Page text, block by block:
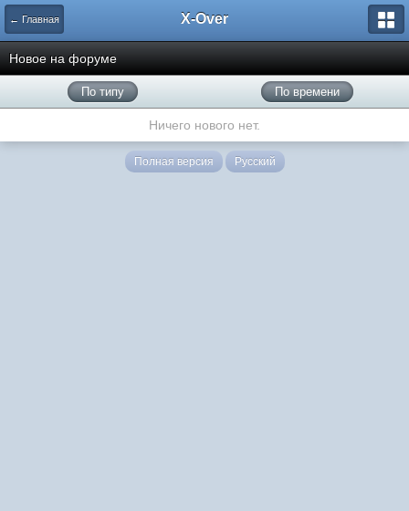
← Главная X-Over
Новое на форуме
По типу По времени
Ничего нового нет.
Полная версия Русский